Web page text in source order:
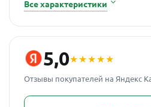
Все характеристики
5,0★★★★★
Отзывы покупателей на Яндекс